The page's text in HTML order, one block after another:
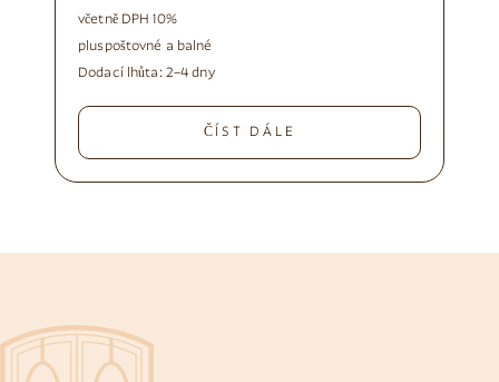
včetně DPH 10%
pluspoštovné a balné
Dodací lhůta: 2–4 dny
ČÍST DÁLE